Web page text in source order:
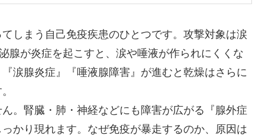
しまう自己免疫疾患のひとつです。攻撃対象は涙
腺が炎症を起こすと、涙や唾液が作られにくくな
涙腺炎症』『唾液腺障害』が進むと乾燥はさらに
。腎臓・肺・神経などにも障害が広がる『腺外症
かり現れます。なぜ免疫が暴走するのか、原因は